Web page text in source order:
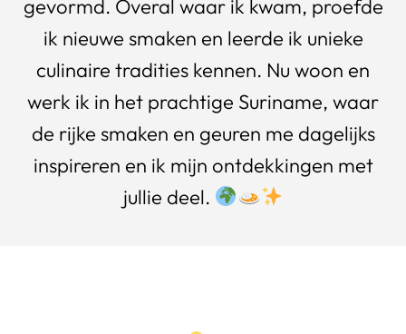
gevormd. Overal waar ik kwam, proefde
ik nieuwe smaken en leerde ik unieke
culinaire tradities kennen. Nu woon en
werk ik in het prachtige Suriname, waar
de rijke smaken en geuren me dagelijks
inspireren en ik mijn ontdekkingen met
jullie deel.